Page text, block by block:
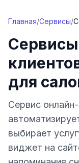
Главная/Сервисы/
Сервисы
для
Сервис
выбирает
виджет на